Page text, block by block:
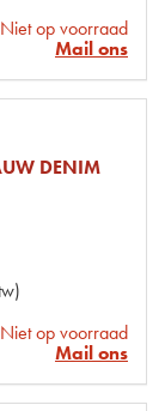
Niet op voorraad
Mail ons
DENIM
Niet op voorraad
Mail ons